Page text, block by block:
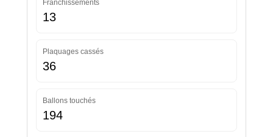
Franchissements
13
Plaquages cassés
36
Ballons touchés
194